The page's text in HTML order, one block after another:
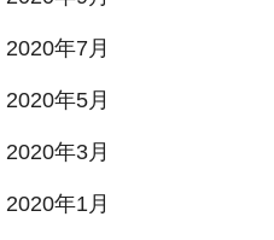
2020年7月
2020年5月
2020年3月
2020年1月